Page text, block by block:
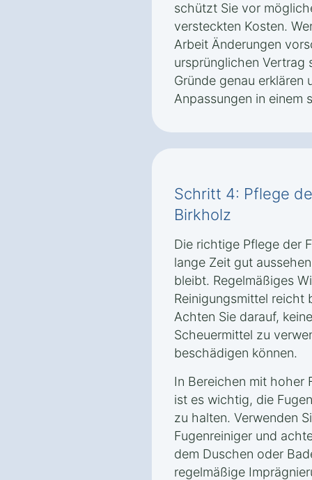
schützt Sie vor
versteckten Kosten.
Arbeit Änderungen
ursprünglichen Vertrag
Gründe genau erklären
Anpassungen in einem
Schritt 4: Pflege
Birkholz
Die richtige Pflege der
lange Zeit gut
bleibt. Regelmäßiges
Reinigungsmittel reicht
Achten Sie darauf,
Scheuermittel zu
beschädigen können.
In Bereichen mit hoher
ist es wichtig, die
zu halten. Verwenden
Fugenreiniger und
dem Duschen oder
regelmäßige